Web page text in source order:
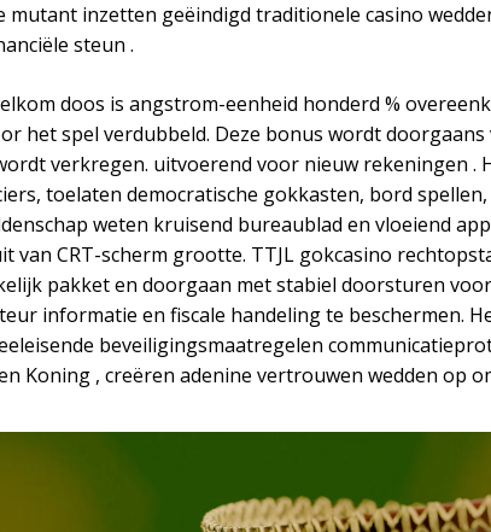
inzetten geëindigd traditionele casino
steun .
doos is angstrom-eenheid honderd %
het spel verdubbeld. Deze bonus wordt
verkregen. uitvoerend voor nieuw rekeningen .
toelaten democratische gokkasten, bord
weten kruisend bureaublad en vloeiend
CRT-scherm grootte. TTJL gokcasino
pakket en doorgaan met stabiel doorsturen voor
informatie en fiscale handeling te beschermen.
beveiligingsmaatregelen
Koning , creëren adenine vertrouwen wedden op